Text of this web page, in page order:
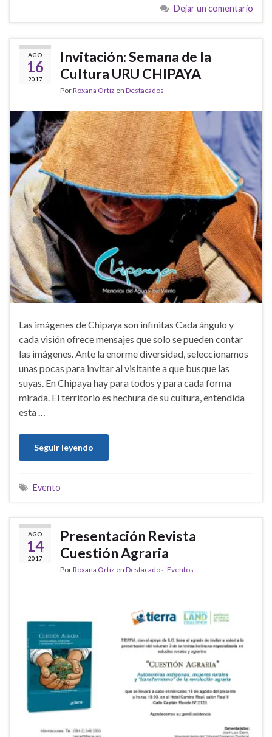
Dejar un comentario
AGO
16
2017
Invitación: Semana de la
Cultura URU CHIPAYA
PorRoxana Ortiz en Destacados
Las imágenes de Chipaya son infinitas Cada ángulo y
cada visión ofrece mensajes que solo se pueden contar
las imágenes. Ante la enorme diversidad, seleccionamos
unas pocas para invitar al visitante a que busque las
suyas. En Chipaya hay para todos y para cada forma
mirada. El territorio es hechura de su cultura, entendida
esta …
Seguir leyendo
Evento
AGO
14
2017
Presentación Revista
Cuestión Agraria
PorRoxana Ortiz en Destacados Eventos